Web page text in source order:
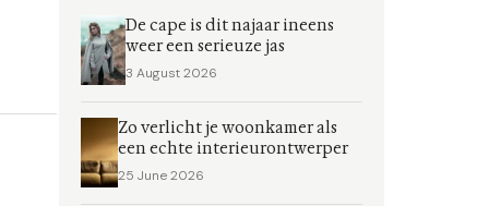
De cape is dit najaar ineens
weer een serieuze jas
3 August 2026
Zo verlicht je woonkamer als
een echte interieurontwerper
25 June 2026